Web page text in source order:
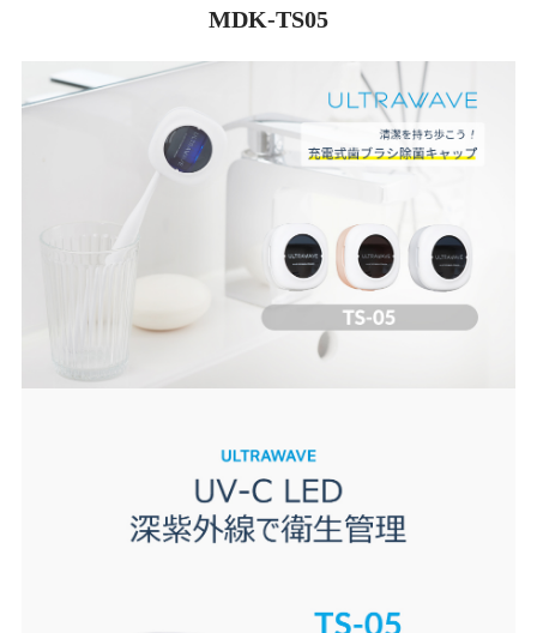
MDK-TS05